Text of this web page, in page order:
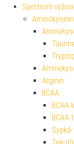
Sportovní výživa
Arginin
BCAA
BCAA
BCAA
Sypká